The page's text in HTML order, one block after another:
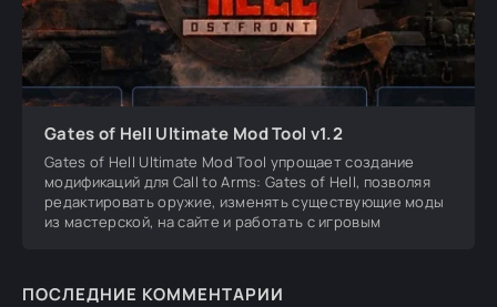
Gates of Hell Ultimate Mod Tool v1.2
Gates of Hell Ultimate Mod Tool упрощает создание
модификаций для Call to Arms: Gates of Hell, позволяя
редактировать оружие, изменять существующие моды
из мастерской, на сайте и работать с игровым
ПОСЛЕДНИЕ КОММЕНТАРИИ